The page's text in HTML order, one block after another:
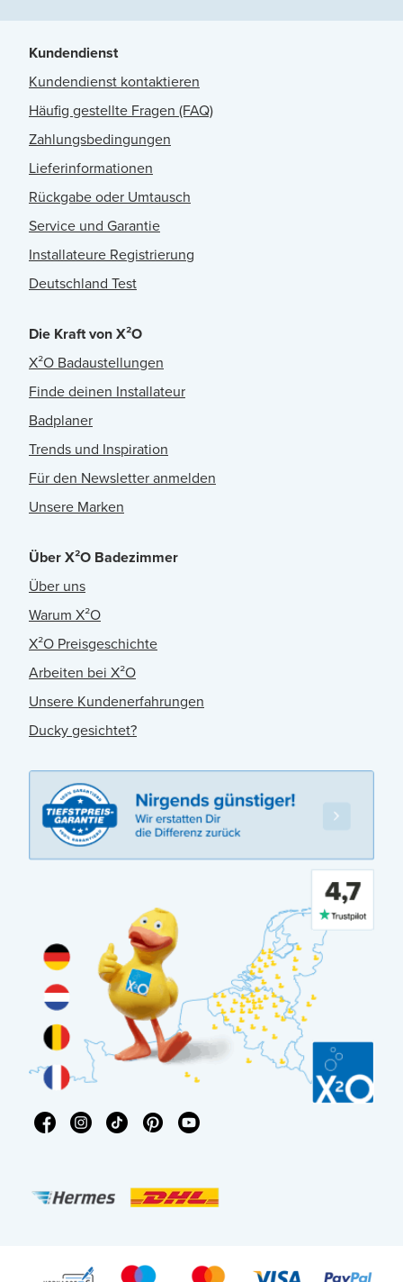
Kundendienst
Kundendienst kontaktieren
Häufig gestellte Fragen (FAQ)
Zahlungsbedingungen
Lieferinformationen
Rückgabe oder Umtausch
Service und Garantie
Installateure Registrierung
Deutschland Test
Die Kraft von X²O
X²O Badaustellungen
Finde deinen Installateur
Badplaner
Trends und Inspiration
Für den Newsletter anmelden
Unsere Marken
Über X²O Badezimmer
Über uns
Warum X²O
X²O Preisgeschichte
Arbeiten bei X²O
Unsere Kundenerfahrungen
Ducky gesichtet?